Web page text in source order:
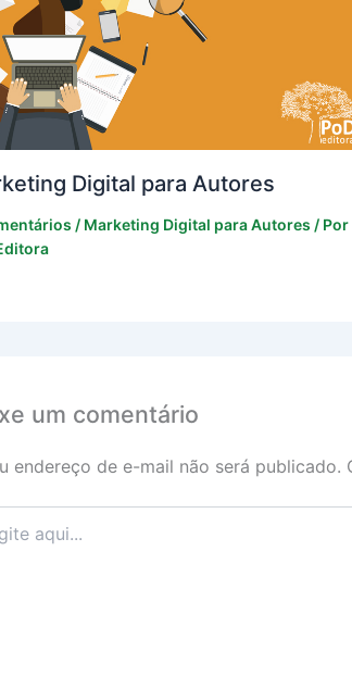
Digital para Autores
/ Marketing Digital para Autores / Por
um comentário
endereço de e-mail não será publicado.